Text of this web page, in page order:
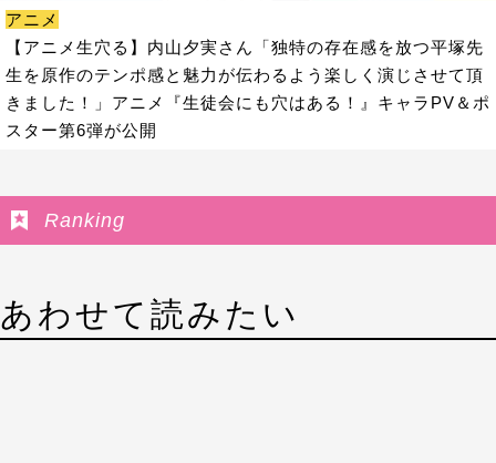
アニメ
【アニメ生穴る】内山夕実さん「独特の存在感を放つ平塚先
生を原作のテンポ感と魅力が伝わるよう楽しく演じさせて頂
きました！」アニメ『生徒会にも穴はある！』キャラPV＆ポ
スター第6弾が公開
Ranking
あわせて読みたい